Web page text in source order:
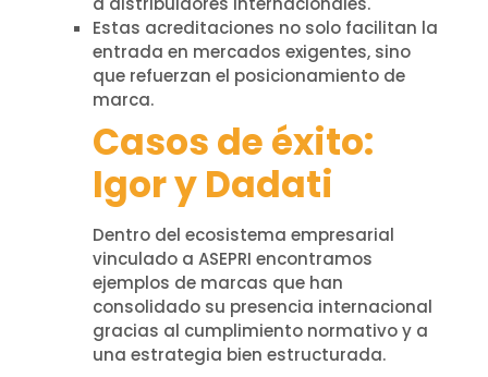
Estas acreditaciones no solo facilitan la
entrada en mercados exigentes, sino
que refuerzan el posicionamiento de
marca.
Casos de éxito:
Igor y Dadati
Dentro del ecosistema empresarial
vinculado a ASEPRI encontramos
ejemplos de marcas que han
consolidado su presencia internacional
gracias al cumplimiento normativo y a
una estrategia bien estructurada.